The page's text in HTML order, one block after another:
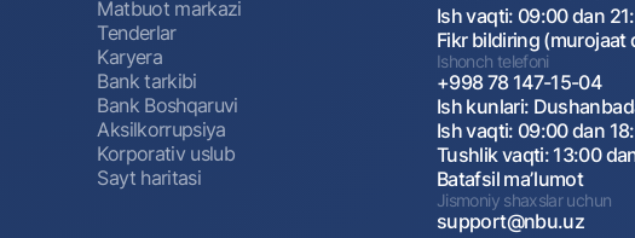
Matbuot markazi
Tenderlar
Karyera
Bank tarkibi
Bank Boshqaruvi
Aksilkorrupsiya
Korporativ uslub
Sayt haritasi
Ish vaqti: 09:00 dan
Fikr bildiring (murojaat
Ishonch telefoni
+998 78 147-15-04
Ish kunlari:
Ish vaqti: 09:00 dan
Tushlik vaqti: 13:00
Batafsil maʼlumot
Jismoniy shaxslar uchun
support@nbu.uz